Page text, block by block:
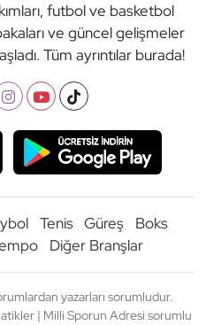
futbol ve basketbol
ve güncel gelişmeler
Tüm ayrıntılar burada!
Tenis Güreş
Boks
Diğer Branşlar
yazarları sorumludur.
| Milli Sporun Adresi sorumlu